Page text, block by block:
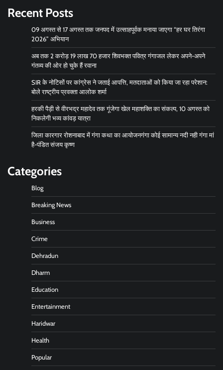
Recent Posts
09 अगस्त से 17 अगस्त तक जनपद में उत्साहपूर्वक मनाया जाएगा “हर घर तिरंगा
2026” अभियान
अब तक 2 करोड़ 19 लाख 70 हजार शिवभक्त पवित्र गंगाजल लेकर अपने-अपने
गंतव्य की ओर हो चुके हैं रवाना
SIR के नोटिसों पर कांग्रेस ने जताई आपत्ति, मतदाताओं को किया जा रहा परेशान:
बोले राष्ट्रीय प्रवक्ता आलोक शर्मा
हरकी पैड़ी से वीरभद्र महादेव तक गूंजेगा खेल महाशक्ति का संकल्प, 10 अगस्त को
निकलेगी भव्य कांवड़ यात्रा
जिला कारगार रोशनाबाद में गंगा कथा का आयोजनगंगा कोई सामान्य नदी नही गंगा मां
है-पंडित संजय कृष्ण
Categories
Blog
Breaking News
Business
Crime
Dehradun
Dharm
Education
Entertainment
Haridwar
Health
Popular